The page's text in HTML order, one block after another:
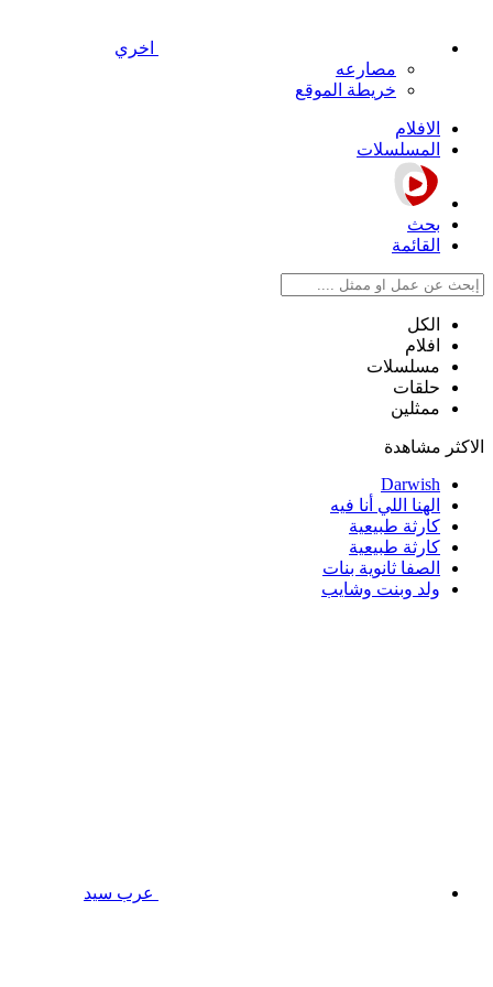
اخري
مصارعه
خريطة الموقع
الافلام
المسلسلات
بحث
القائمة
الكل
افلام
مسلسلات
حلقات
ممثلين
الاكثر مشاهدة
Darwish
الهنا اللي أنا فيه
كارثة طبيعية
كارثة طبيعية
الصفا ثانوية بنات
ولد وبنت وشايب
عرب سيد